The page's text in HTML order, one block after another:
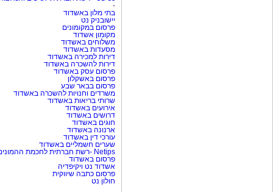
-
בתי מלון באשדוד
יישובניק נט
פרסום במקומונים
מקומון אשדוד
משלוחים באשדוד
מסעדות באשדוד
דירות למכירה באשדוד
דירות להשכרה באשדוד
פרסום עסק באשדוד
פרסום באשקלון
פרסום בבאר שבע
משרדים וחנויות להשכרה באשדוד
שרותי בריאות באשדוד
אירועים באשדוד
דרושים באשדוד
חוגים באשדוד
ארנונה באשדוד
עורכי דין באשדוד
שערים חשמליים באשדוד
Netips -רשת חברתית לחכמת ההמונים
פרסום באשדוד
אשדוד נט ויקיפדיה
פרסום כתבה שיווקית
חולון נט